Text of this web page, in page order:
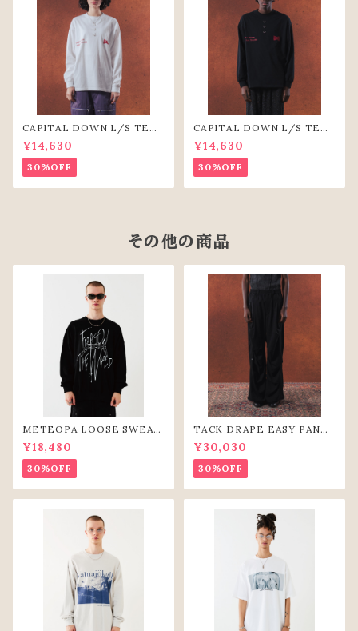
CAPITAL DOWN L/S TEE
（WHT）
¥14,630
30%OFF
CAPITAL DOWN L/S TEE
(BLK)
¥14,630
30%OFF
その他の商品
METEOPA LOOSE SWEAT
SHIRTS (BLK)
¥18,480
30%OFF
TACK DRAPE EASY PANTS
(BLK)
¥30,030
30%OFF